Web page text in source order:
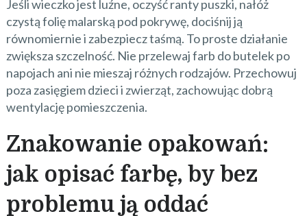
Jeśli wieczko jest luźne, oczyść ranty puszki, nałóż
czystą folię malarską pod pokrywę, dociśnij ją
równomiernie i zabezpiecz taśmą. To proste działanie
zwiększa szczelność. Nie przelewaj farb do butelek po
napojach ani nie mieszaj różnych rodzajów. Przechowuj
poza zasięgiem dzieci i zwierząt, zachowując dobrą
wentylację pomieszczenia.
Znakowanie opakowań:
jak opisać farbę, by bez
problemu ją oddać